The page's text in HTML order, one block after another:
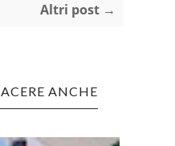
Altri post →
ANCHE